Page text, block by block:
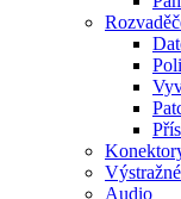
Audio